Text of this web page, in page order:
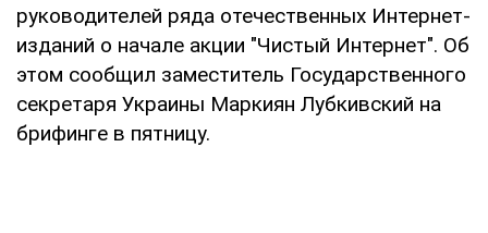
руководителей ряда отечественных Интернет-
изданий о начале акции "Чистый Интернет". Об
этом сообщил заместитель Государственного
секретаря Украины Маркиян Лубкивский на
брифинге в пятницу.